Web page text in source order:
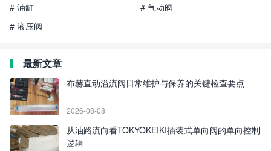
# 油缸
# 气动阀
# 液压阀
最新文章
布赫直动溢流阀日常维护与保养的关键检查要点
2026-08-08
从油路流向看TOKYOKEIKI插装式单向阀的单向控制
逻辑